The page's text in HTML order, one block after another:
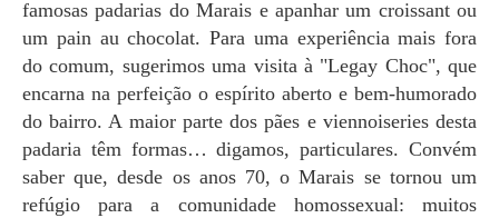
famosas padarias do Marais e apanhar um croissant ou
um pain au chocolat. Para uma experiência mais fora
do comum, sugerimos uma visita à "Legay Choc", que
encarna na perfeição o espírito aberto e bem-humorado
do bairro. A maior parte dos pães e viennoiseries desta
padaria têm formas… digamos, particulares. Convém
saber que, desde os anos 70, o Marais se tornou um
refúgio para a comunidade homossexual: muitos